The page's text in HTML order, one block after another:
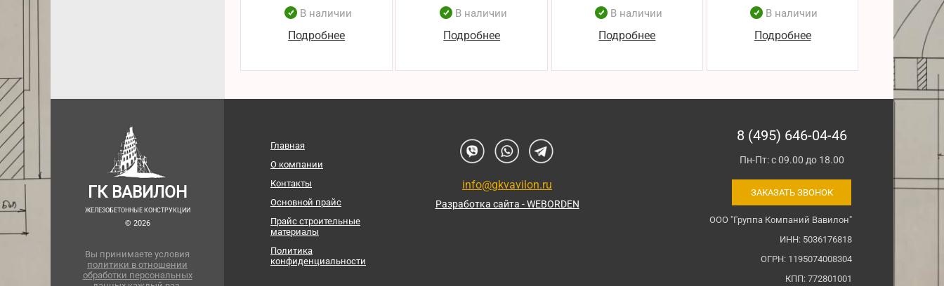
В наличии
Подробнее
В наличии
Подробнее
В наличии
Подробнее
В наличии
Подробнее
В
ГК ВАВИЛОН
ЖЕЛЕЗОБЕТОННЫЕ КОНСТРУКЦИИ
© 2026
Вы принимаете условия
политики в отношении
обработки персональных
Главная
О компании
Контакты
Основной прайс
Прайс строительные
материалы
Политика
конфиденциальности
info@gkvavilon.ru
Разработка сайта - WEBORDEN
8 (495) 646-04-46
Пн-Пт: с 09.00 до 18.00
ЗАКАЗАТЬ ЗВОНОК
ООО "Группа Компаний Вавилон"
ИНН: 5036176818
ОГРН: 1195074008304
КПП: 772801001